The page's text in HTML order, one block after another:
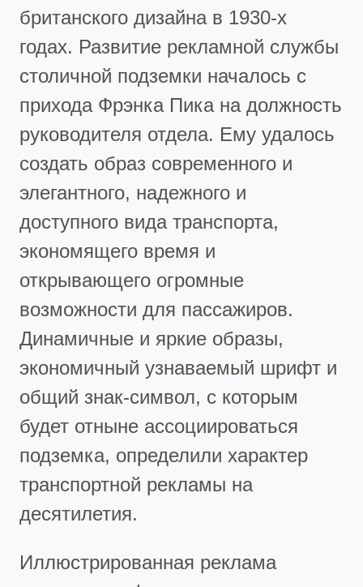
британского дизайна в 1930-х
годах. Развитие рекламной службы
столичной подземки началось с
прихода Фрэнка Пика на должность
руководителя отдела. Ему удалось
создать образ современного и
элегантного, надежного и
доступного вида транспорта,
экономящего время и
открывающего огромные
возможности для пассажиров.
Динамичные и яркие образы,
экономичный узнаваемый шрифт и
общий знак-символ, с которым
будет отныне ассоциироваться
подземка, определили характер
транспортной рекламы на
десятилетия.
Иллюстрированная реклама